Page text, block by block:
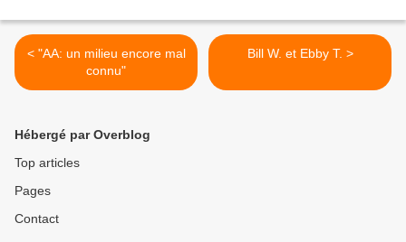
< "AA: un milieu encore mal
connu"
Bill W. et Ebby T. >
Hébergé par Overblog
Top articles
Pages
Contact